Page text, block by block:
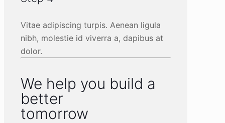
Vitae adipiscing turpis. Aenean ligula
nibh, molestie id viverra a, dapibus at
dolor.
We help you build a
better
tomorrow